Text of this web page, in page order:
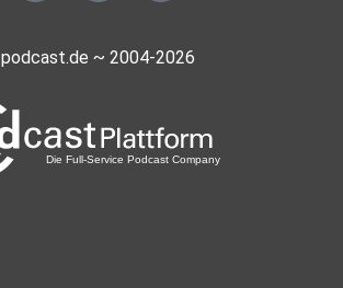
podcast.de ~ 2004-2026